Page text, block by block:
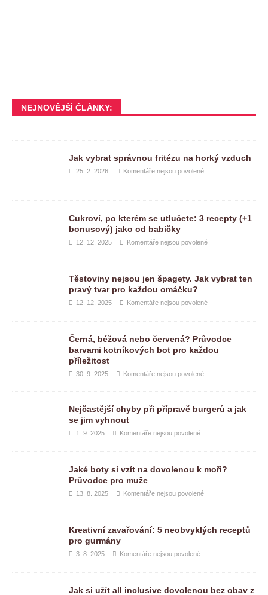
NEJNOVĚJŠÍ ČLÁNKY:
Jak vybrat správnou fritézu na horký vzduch
25. 2. 2026 Komentáře nejsou povolené
Cukroví, po kterém se utlučete: 3 recepty (+1
bonusový) jako od babičky
12. 12. 2025 Komentáře nejsou povolené
Těstoviny nejsou jen špagety. Jak vybrat ten
pravý tvar pro každou omáčku?
12. 12. 2025 Komentáře nejsou povolené
Černá, béžová nebo červená? Průvodce
barvami kotníkových bot pro každou
příležitost
30. 9. 2025 Komentáře nejsou povolené
Nejčastější chyby při přípravě burgerů a jak
se jim vyhnout
1. 9. 2025 Komentáře nejsou povolené
Jaké boty si vzít na dovolenou k moři?
Průvodce pro muže
13. 8. 2025 Komentáře nejsou povolené
Kreativní zavařování: 5 neobvyklých receptů
pro gurmány
3. 8. 2025 Komentáře nejsou povolené
Jak si užít all inclusive dovolenou bez obav z